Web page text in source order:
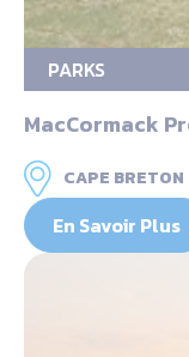
PARKS
MacCormack
CAPE BRETON
En Savoir Plus